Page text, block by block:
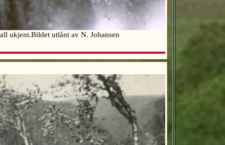
ukjent.Bildet utlånt av N. Johansen